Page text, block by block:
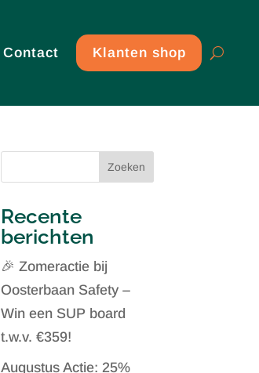
Contact Klanten shop
Zoeken
Recente
berichten
🎉 Zomeractie bij
Oosterbaan Safety –
Win een SUP board
t.w.v. €359!
Augustus Actie: 25%